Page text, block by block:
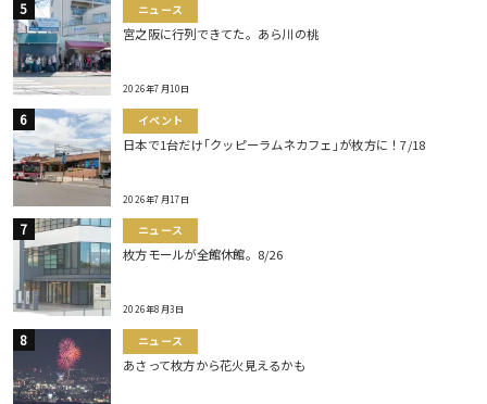
ニュース
宮之阪に行列できてた。あら川の桃
2026年7月10日
イベント
日本で1台だけ｢クッピーラムネカフェ｣が枚方に！7/18
2026年7月17日
ニュース
枚方モールが全館休館。8/26
2026年8月3日
ニュース
あさって枚方から花火見えるかも